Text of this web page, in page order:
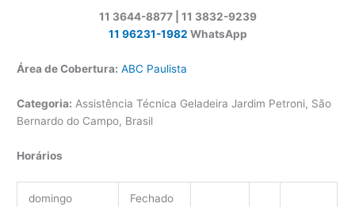
11 3644-8877 | 11 3832-9239
11 96231-1982 WhatsApp
Área de Cobertura: ABC Paulista
Categoria: Assistência Técnica Geladeira Jardim Petroni, São
Bernardo do Campo, Brasil
Horários
domingo Fechado